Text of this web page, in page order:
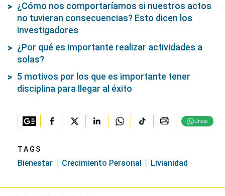
¿Cómo nos comportaríamos si nuestros actos
no tuvieran consecuencias? Esto dicen los
investigadores
¿Por qué es importante realizar actividades a
solas?
5 motivos por los que es importante tener
disciplina para llegar al éxito
Únete
TAGS
Bienestar Crecimiento Personal Livianidad